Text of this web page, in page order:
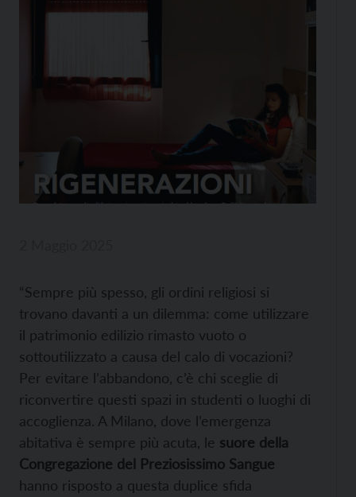
“Sempre più spesso, gli ordini religiosi si
trovano davanti a un dilemma: come utilizzare
il patrimonio edilizio rimasto vuoto o
sottoutilizzato a causa del calo di vocazioni?
Per evitare l’abbandono, c’è chi sceglie di
riconvertire questi spazi in studenti o luoghi di
accoglienza. A Milano, dove l’emergenza
abitativa è sempre più acuta, le suore della
Congregazione del Preziosissimo Sangue
hanno risposto a questa duplice sfida